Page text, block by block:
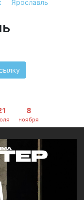
Ярославль
8
ноября